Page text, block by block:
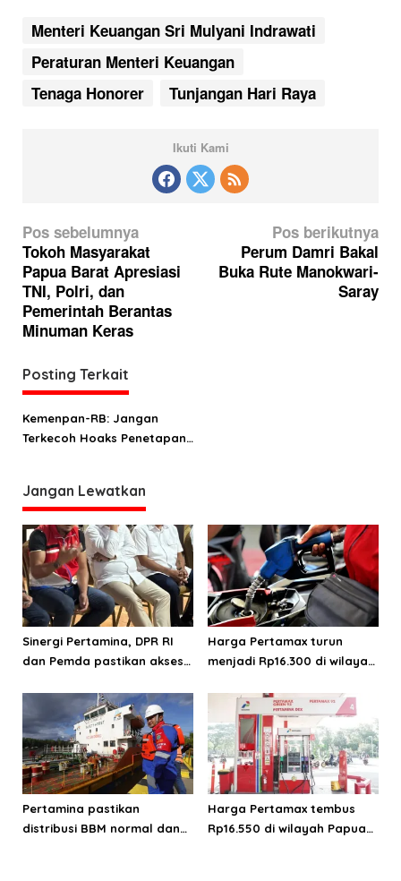
Menteri Keuangan Sri Mulyani Indrawati
Peraturan Menteri Keuangan
Tenaga Honorer
Tunjangan Hari Raya
Ikuti Kami
N
a
v
i
g
s
i
p
s
Pos sebelumnya
Tokoh Masyarakat
Papua Barat Apresiasi
TNI, Polri, dan
Pemerintah Berantas
Minuman Keras
Pos berikutnya
Perum Damri Bakal
Buka Rute Manokwari-
Saray
Posting Terkait
Kemenpan-RB: Jangan
Terkecoh Hoaks Penetapan
Jangan Lewatkan
Sinergi Pertamina, DPR RI
dan Pemda pastikan akses
Harga Pertamax turun
menjadi Rp16.300 di wilayah
Pertamina pastikan
distribusi BBM normal dan
Harga Pertamax tembus
Rp16.550 di wilayah Papua